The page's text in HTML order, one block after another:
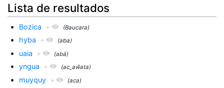
Lista de resultados
Bozica + (Baucara)
hyba + (aba)
uaia + (abá)
yngua + (ac_aw̃ata)
muyquy + (aca)